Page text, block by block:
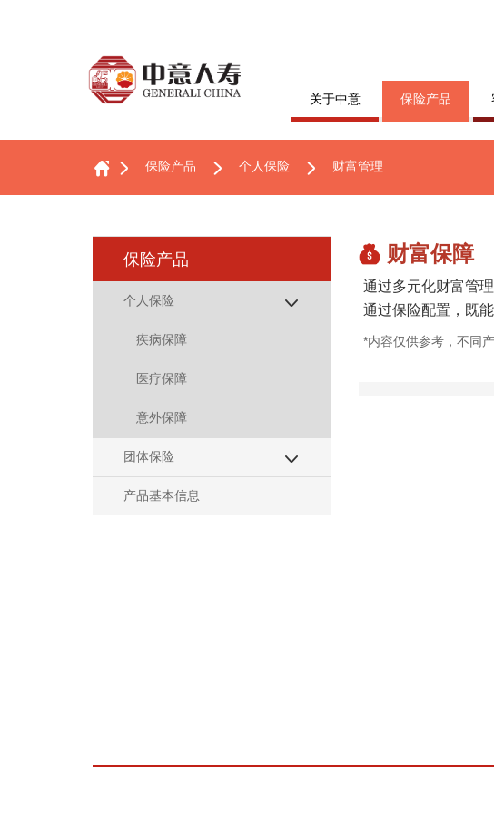
关于中意 保险产品
保险产品 个人保险 财富管理
保险产品
个人保险
疾病保障
医疗保障
意外保障
团体保险
产品基本信息
财富保障
通过多元化财富管
通过保险配置，既
*内容仅供参考，不同